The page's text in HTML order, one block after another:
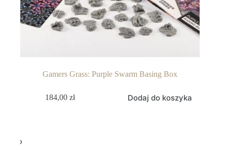
Gamers Grass: Purple Swarm Basing Box
184,00zł Dodaj do koszyka